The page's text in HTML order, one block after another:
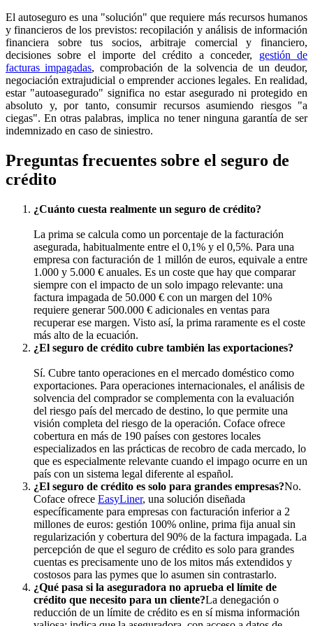
El autoseguro es una "solución" que requiere más recursos humanos
y financieros de los previstos: recopilación y análisis de información
financiera sobre tus socios, arbitraje comercial y financiero,
decisiones sobre el importe del crédito a conceder, gestión de
facturas impagadas, comprobación de la solvencia de un deudor,
negociación extrajudicial o emprender acciones legales. En realidad,
estar "autoasegurado" significa no estar asegurado ni protegido en
absoluto y, por tanto, consumir recursos asumiendo riesgos "a
ciegas". En otras palabras, implica no tener ninguna garantía de ser
indemnizado en caso de siniestro.
Preguntas frecuentes sobre el seguro de
crédito
¿Cuánto cuesta realmente un seguro de crédito?
La prima se calcula como un porcentaje de la facturación
asegurada, habitualmente entre el 0,1% y el 0,5%. Para una
empresa con facturación de 1 millón de euros, equivale a entre
1.000 y 5.000 € anuales. Es un coste que hay que comparar
siempre con el impacto de un solo impago relevante: una
factura impagada de 50.000 € con un margen del 10%
requiere generar 500.000 € adicionales en ventas para
recuperar ese margen. Visto así, la prima raramente es el coste
más alto de la ecuación.
¿El seguro de crédito cubre también las exportaciones?
Sí. Cubre tanto operaciones en el mercado doméstico como
exportaciones. Para operaciones internacionales, el análisis de
solvencia del comprador se complementa con la evaluación
del riesgo país del mercado de destino, lo que permite una
visión completa del riesgo de la operación. Coface ofrece
cobertura en más de 190 países con gestores locales
especializados en las prácticas de recobro de cada mercado, lo
que es especialmente relevante cuando el impago ocurre en un
país con un sistema legal diferente al español.
¿El seguro de crédito es solo para grandes empresas?No.
Coface ofrece EasyLiner, una solución diseñada
específicamente para empresas con facturación inferior a 2
millones de euros: gestión 100% online, prima fija anual sin
regularización y cobertura del 90% de la factura impagada. La
percepción de que el seguro de crédito es solo para grandes
cuentas es precisamente uno de los mitos más extendidos y
costosos para las pymes que lo asumen sin contrastarlo.
¿Qué pasa si la aseguradora no aprueba el límite de
crédito que necesito para un cliente?La denegación o
reducción de un límite de crédito es en sí misma información